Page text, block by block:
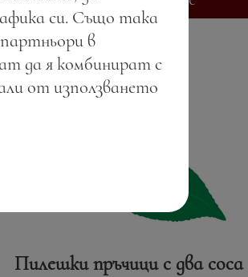
Пилешки пръчици с два соса
си. Също така
в
да я комбинират с
от използването